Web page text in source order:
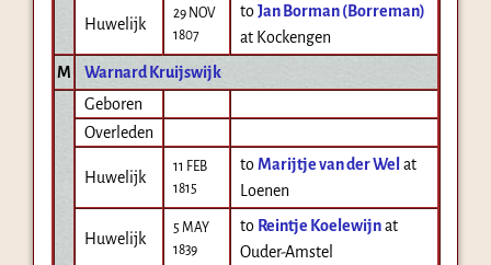
Huwelijk
29 NOV
1807
toJan Borman (Borreman)
at Kockengen
M
Warnard Kruijswijk
Geboren
Overleden
Huwelijk
11 FEB
1815
toMarijtje van der Wel at
Loenen
Huwelijk
5 MAY
1839
to Reintje Koelewijn at
Ouder-Amstel